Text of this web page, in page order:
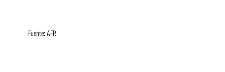
Fuente: AFP.